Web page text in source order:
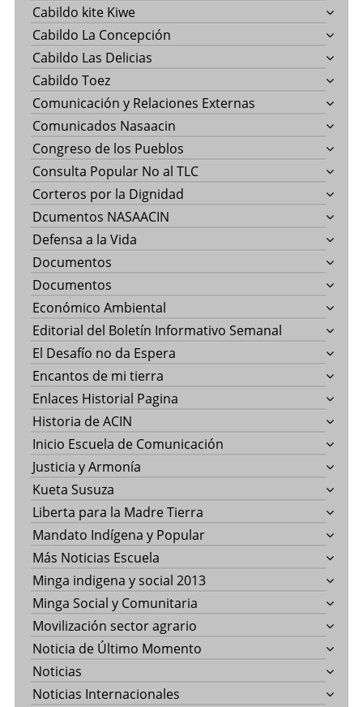
Cabildo kite Kiwe
Cabildo La Concepción
Cabildo Las Delicias
Cabildo Toez
Comunicación y Relaciones Externas
Comunicados Nasaacin
Congreso de los Pueblos
Consulta Popular No al TLC
Corteros por la Dignidad
Dcumentos NASAACIN
Defensa a la Vida
Documentos
Documentos
Económico Ambiental
Editorial del Boletín Informativo Semanal
El Desafío no da Espera
Encantos de mi tierra
Enlaces Historial Pagina
Historia de ACIN
Inicio Escuela de Comunicación
Justicia y Armonía
Kueta Susuza
Liberta para la Madre Tierra
Mandato Indígena y Popular
Más Noticias Escuela
Minga indigena y social 2013
Minga Social y Comunitaria
Movilización sector agrario
Noticia de Último Momento
Noticias
Noticias Internacionales